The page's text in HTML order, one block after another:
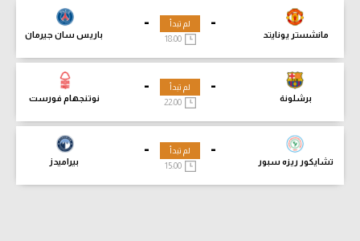
-
مانشستر يونايتد
-
باريس سان جيرمان
لم تبدأ
18:00
-
برشلونة
-
نوتنجهام فورست
لم تبدأ
-
تشايكور ريزه سبور
-
بيراميدز
لم تبدأ
15:00